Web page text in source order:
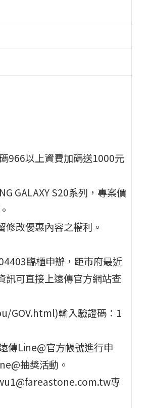
966以上資費加碼送1000元
GALAXY S20系列，專案價
改優惠內容之權利。
臨櫃申辦，距市府最近
訊可直接上遠傳官方網站查
GOV.html)輸入驗證碼：1
傳Line@官方帳號進行申
抽獎活動。
專